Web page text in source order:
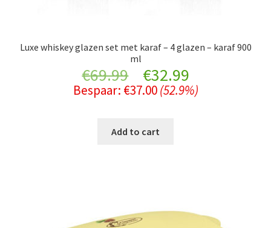
Luxe whiskey glazen set met karaf – 4 glazen – karaf 900
ml
€69.99
Original
price
was:
€32.99Current
price
Bespaar: €37.00 (52.9%)
Add to cart